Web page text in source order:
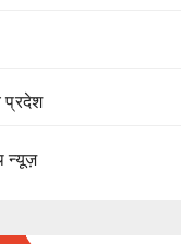
प्रदेश
न्यूज़